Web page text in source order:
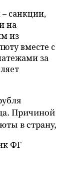
санкции,
на
из
вместе с
за
Причиной
в страну,
ФГ